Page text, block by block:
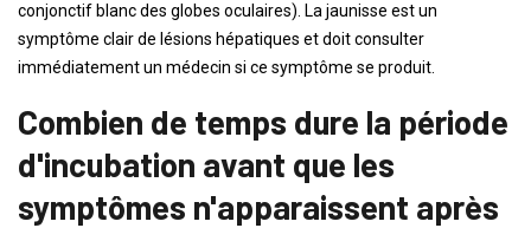
conjonctif blanc des globes oculaires). La jaunisse est un
symptôme clair de lésions hépatiques et doit consulter
immédiatement un médecin si ce symptôme se produit.
Combien de temps dure la période
d'incubation avant que les
symptômes n'apparaissent après